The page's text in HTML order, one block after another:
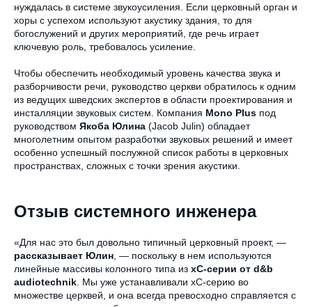
нуждалась в системе звукоусиления. Если церковный орган и
хоры с успехом используют акустику здания, то для
богослужений и других мероприятий, где речь играет
ключевую роль, требовалось усиление.
Чтобы обеспечить необходимый уровень качества звука и
разборчивости речи, руководство церкви обратилось к одним
из ведущих шведских экспертов в области проектирования и
инсталляции звуковых систем. Компания Mono Plus под
руководством Якоба Юлина (Jacob Julin) обладает
многолетним опытом разработки звуковых решений и имеет
особенно успешный послужной список работы в церковных
пространствах, сложных с точки зрения акустики.
Отзыв системного инженера
«Для нас это был довольно типичный церковный проект, —
рассказывает Юлин , — поскольку в нем используются
линейные массивы колонного типа из xC-серии от d&b
audiotechnik . Мы уже устанавливали xC-серию во
множестве церквей, и она всегда превосходно справляется с